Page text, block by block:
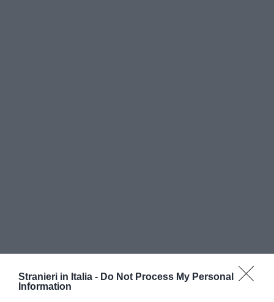
Stranieri in Italia - Do Not Process My Personal
Information
opinione – ha detto Salvini – perché ora, nel